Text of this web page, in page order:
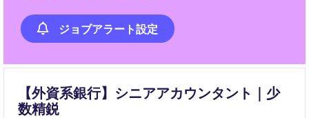
ジョブアラート設定
【外資系銀行】シニアアカウンタント｜少
数精鋭